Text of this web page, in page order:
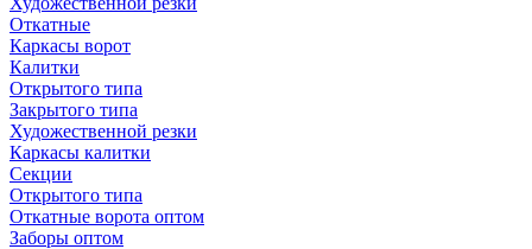
Откатные
Каркасы ворот
Калитки
Открытого типа
Закрытого типа
Художественной резки
Каркасы калитки
Секции
Открытого типа
Откатные ворота оптом
Заборы оптом